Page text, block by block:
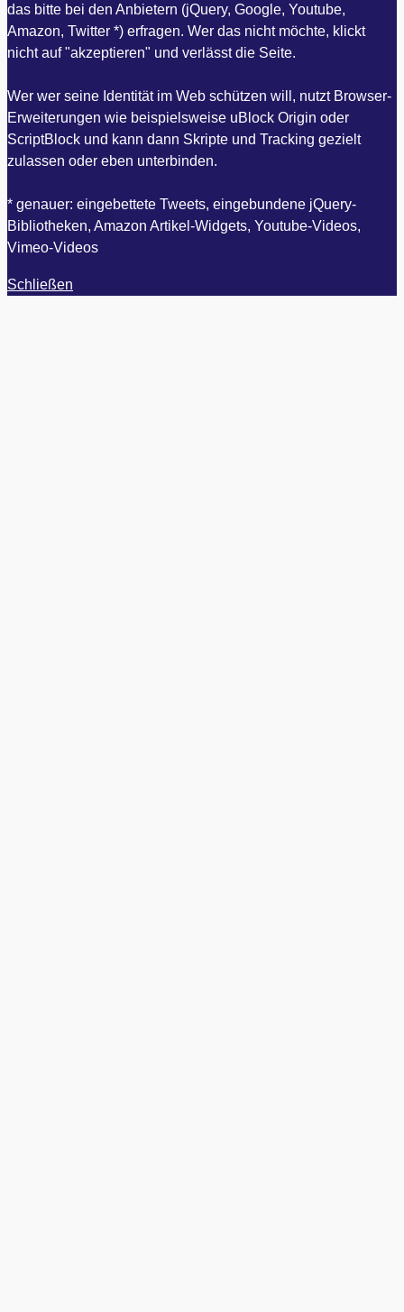
das bitte bei den Anbietern (jQuery, Google, Youtube,
Amazon, Twitter *) erfragen. Wer das nicht möchte, klickt
nicht auf "akzeptieren" und verlässt die Seite.
Wer wer seine Identität im Web schützen will, nutzt Browser-
Erweiterungen wie beispielsweise uBlock Origin oder
ScriptBlock und kann dann Skripte und Tracking gezielt
zulassen oder eben unterbinden.
* genauer: eingebettete Tweets, eingebundene jQuery-
Bibliotheken, Amazon Artikel-Widgets, Youtube-Videos,
Vimeo-Videos
Schließen